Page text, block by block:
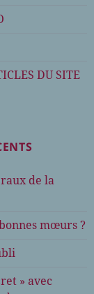
DU SITE
de la
mœurs ?
» avec